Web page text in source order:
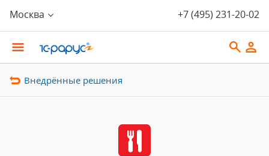
Москва +7 (495) 231-20-02
Внедрённые решения